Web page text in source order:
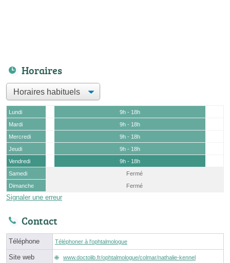
Horaires
Lundi
9h - 18h
Mardi
9h - 18h
Mercredi
9h - 18h
Jeudi
9h - 18h
Vendredi
9h - 18h
Samedi
Fermé
Dimanche
Fermé
Signaler une erreur
Contact
Téléphone Téléphoner à l'ophtalmologue
Site web www.doctolib.fr/ophtalmologue/colmar/nathalie-kennel